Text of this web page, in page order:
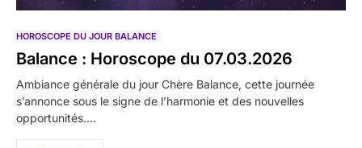
HOROSCOPE DU JOUR BALANCE
Balance : Horoscope du 07.03.2026
Ambiance générale du jour Chère Balance, cette journée
s’annonce sous le signe de l’harmonie et des nouvelles
opportunités.…